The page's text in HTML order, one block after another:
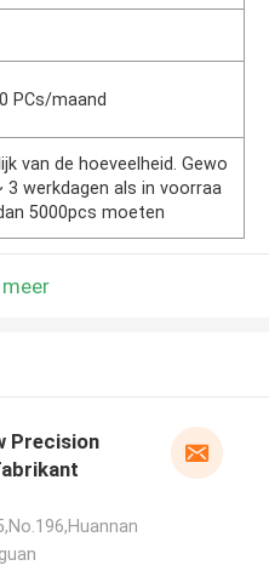
PCs/maand
van de hoeveelheid. Gewo
3 werkdagen als in voorraa
5000pcs moeten
meer
Precision